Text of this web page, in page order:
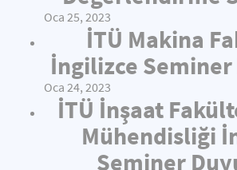
Oca 25, 2023
İTÜ Makina
İngilizce
Oca 24, 2023
İTÜ İnşaat
Mühendisliği
Seminer